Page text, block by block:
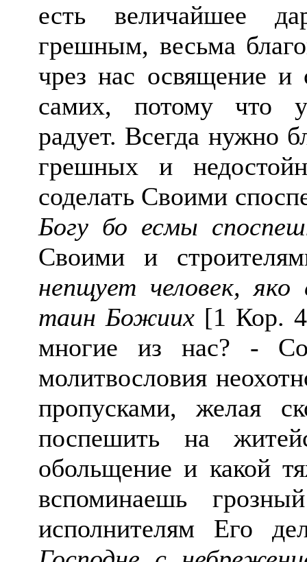
есть величайшее
грешным, весьма
чрез нас освящение
самих, потому что
радует. Всегда нужно
грешных и
соделать Своими
Богу бо есмы
Своими и
непщует человек,
таин Божиих [1 Кор.
многие из нас? -
молитвословия
пропусками, желая
поспешить на
обольщение и какой
вспоминаешь
исполнителям Его